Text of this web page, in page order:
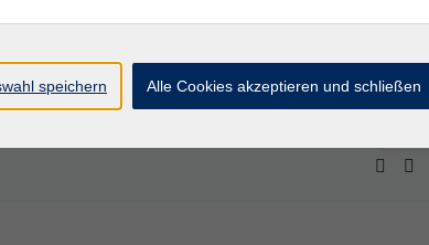
speichern Alle Cookies akzeptieren und schließen